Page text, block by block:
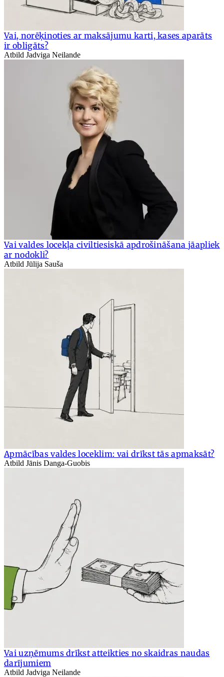
Vai, norēķinoties ar maksājumu karti, kases aparāts
ir obligāts?
Atbild Jadviga Neilande
Vai valdes locekļa civiltiesiskā apdrošināšana jāapliek
ar nodokli?
Atbild Jūlija Sauša
Apmācības valdes loceklim: vai drīkst tās apmaksāt?
Atbild Jānis Danga-Guobis
Vai uzņēmums drīkst atteikties no skaidras naudas
darījumiem
Atbild Jadviga Neilande